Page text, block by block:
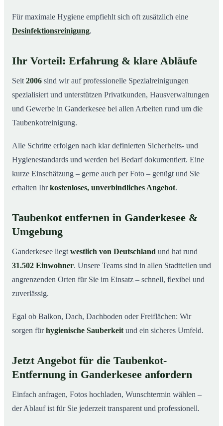
Für maximale Hygiene empfiehlt sich oft zusätzlich eine
Desinfektionsreinigung.
Ihr Vorteil: Erfahrung & klare Abläufe
Seit 2006 sind wir auf professionelle Spezialreinigungen
spezialisiert und unterstützen Privatkunden, Hausverwaltungen
und Gewerbe in Ganderkesee bei allen Arbeiten rund um die
Taubenkotreinigung.
Alle Schritte erfolgen nach klar definierten Sicherheits- und
Hygienestandards und werden bei Bedarf dokumentiert. Eine
kurze Einschätzung – gerne auch per Foto – genügt und Sie
erhalten Ihrkostenloses, unverbindliches Angebot.
Taubenkot entfernen in Ganderkesee &
Umgebung
Ganderkesee liegt westlich von Deutschland und hat rund
31.502 Einwohner. Unsere Teams sind in allen Stadtteilen und
angrenzenden Orten für Sie im Einsatz – schnell, flexibel und
zuverlässig.
Egal ob Balkon, Dach, Dachboden oder Freiflächen: Wir
sorgen fürhygienische Sauberkeit und ein sicheres Umfeld.
Jetzt Angebot für die Taubenkot-
Entfernung in Ganderkesee anfordern
Einfach anfragen, Fotos hochladen, Wunschtermin wählen –
der Ablauf ist für Sie jederzeit transparent und professionell.